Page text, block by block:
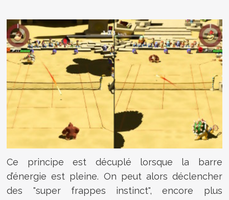
Ce principe est décuplé lorsque la barre
d’énergie est pleine. On peut alors déclencher
des "super frappes instinct", encore plus